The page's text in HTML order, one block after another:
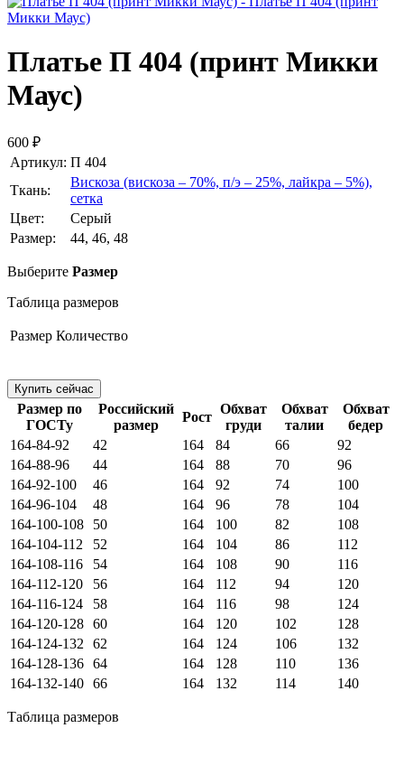
Платье П 404 (принт Микки
Маус)
600 ₽
Артикул: П 404
Ткань:
Вискоза (вискоза – 70%, п/э – 25%, лайкра – 5%),
сетка
Цвет:
Серый
Размер:
44, 46, 48
Выберите Размер
Таблица размеров
Размер Количество
Размер по
ГОСТу
Российский
размер
Рост
Обхват
груди
Обхват
талии
Обхват
бедер
164-84-92
42 164 84 66
92
164-88-96
44 164 88 70
96
164-92-100
46 164 92 74
100
164-96-104
48 164 96 78
104
164-100-108
50 164 100 82
108
164-104-112
52 164 104 86
112
164-108-116
54 164 108 90
116
164-112-120
56 164 112 94
120
164-116-124
58 164 116 98
124
164-120-128 60 164 120 102
128
164-124-132
62 164 124 106
132
164-128-136 64 164 128 110
136
164-132-140 66 164 132 114 140
Таблица размеров